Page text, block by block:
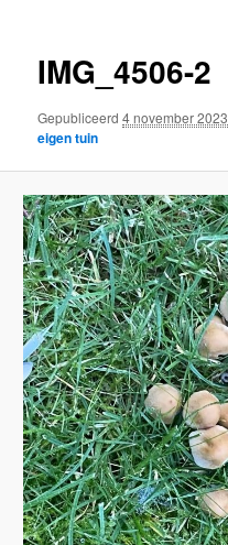
IMG_4506-2
Gepubliceerd4 november 2023
eigen tuin